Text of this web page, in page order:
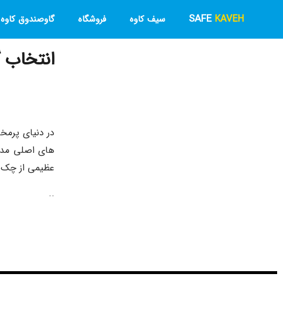
SAFE KAVEH سیف کاوه فروشگاه گاوصندوق کاوه
در دنیای
های اصلی
عظیمی از چک
..